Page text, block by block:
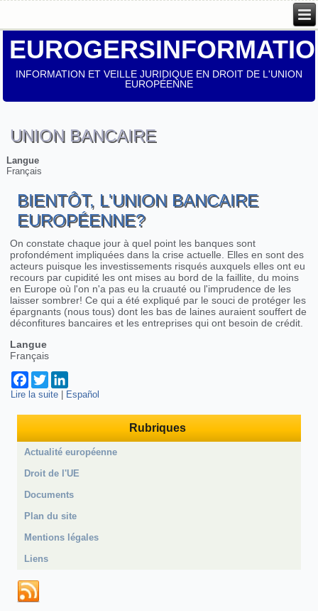
INFORMATION ET VEILLE JURIDIQUE EN DROIT DE L'UNION
EUROPÉENNE
UNION BANCAIRE
Langue
Français
BIENTÔT, L'UNION BANCAIRE
EUROPÉENNE?
On constate chaque jour à quel point les banques sont
profondément impliquées dans la crise actuelle. Elles en sont des
acteurs puisque les investissements risqués auxquels elles ont eu
recours par cupidité les ont mises au bord de la faillite, du moins
en Europe où l'on n'a pas eu la cruauté ou l'imprudence de les
laisser sombrer! Ce qui a été expliqué par le souci de protéger les
épargnants (nous tous) dont les bas de laines auraient souffert de
déconfitures bancaires et les entreprises qui ont besoin de crédit.
Langue
Français
Facebook
Twitter
Lire la suite de Bientôt, l'union bancaire européenne?
Español
Rubriques
Actualité européenne
Droit de l'UE
Documents
Plan du site
Mentions légales
Liens